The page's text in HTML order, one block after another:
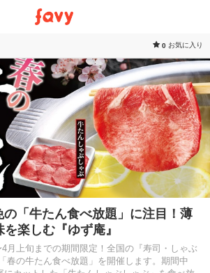
0 お気に入り
「牛たん食べ放題」に注目！薄
楽しむ『ゆず庵』
月上旬までの期間限定！全国の『寿司・しゃぶ
春の牛たん食べ放題」を開催します。期間中